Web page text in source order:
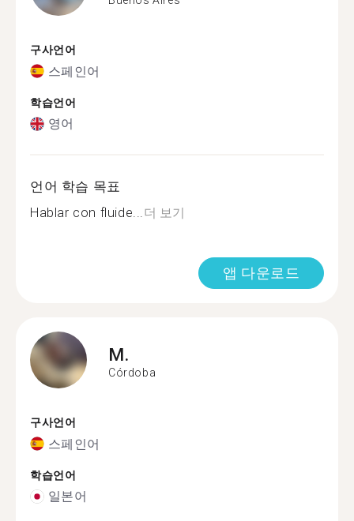
구사언어
스페인어
학습언어
영어
언어 학습 목표
Hablar con fluide...더 보기
앱 다운로드
M.
Córdoba
구사언어
스페인어
학습언어
일본어